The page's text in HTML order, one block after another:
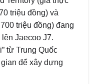
triệu đồng) và
triệu đồng) đang
Jaecoo J7.
từ Trung Quốc
để xây dựng